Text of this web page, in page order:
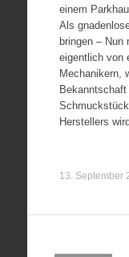
einem
Als
bringen – Nun
eigentlich von
Mechanikern,
Herstellers
13. September